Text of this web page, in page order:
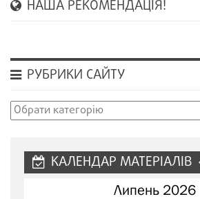
НАША РЕКОМЕНДАЦІЯ!
РУБРИКИ САЙТУ
Рубрики
КАЛЕНДАР МАТЕРІАЛІВ
Липень 2026